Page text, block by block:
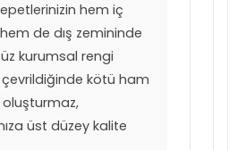
hem iç
de dış zemininde
kurumsal rengi
çevrildiğinde kötü ham
üst düzey kalite